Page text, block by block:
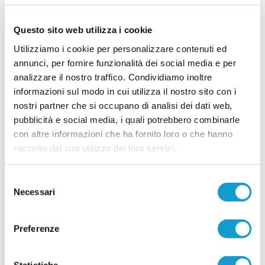
Questo sito web utilizza i cookie
Utilizziamo i cookie per personalizzare contenuti ed
annunci, per fornire funzionalità dei social media e per
analizzare il nostro traffico. Condividiamo inoltre
informazioni sul modo in cui utilizza il nostro sito con i
nostri partner che si occupano di analisi dei dati web,
pubblicità e social media, i quali potrebbero combinarle
con altre informazioni che ha fornito loro o che hanno
raccolto dal suo utilizzo dei loro servizi.
delNecessari
Preferenze
Zaccardo
ufficializza l'arrivo di Niccolò Zaccardo, attaccante classe 2007 che andrà a
06/07/2026
FALCO ACQUALAGNA. Cappelli fissa
l'obiettivo del prossimo campionato
...leggi
06/07/2026
K-SPORT MONTECCHIO GALLO. Sulla
fascia arriva il giovane Valmori
ufficializza l'arrivo di Matteo Valmori, laterale
mancino classe 2006 che andrà a rinforzare la